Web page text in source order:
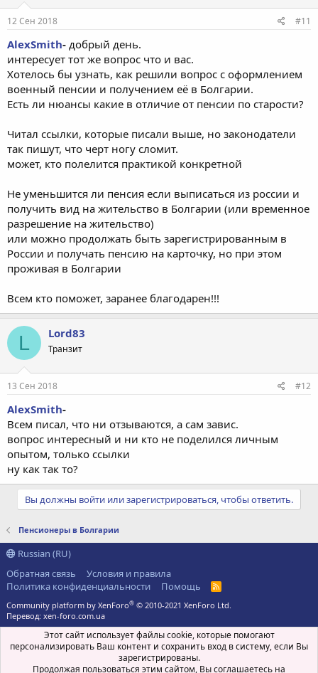
12 Сен 2018 #11
AlexSmith- добрый день.
интересует тот же вопрос что и вас.
Хотелось бы узнать, как решили вопрос с оформлением
военный пенсии и получением её в Болгарии.
Есть ли нюансы какие в отличие от пенсии по старости?
Читал ссылки, которые писали выше, но законодатели
так пишут, что черт ногу сломит.
может, кто полелится практикой конкретной
Не уменьшится ли пенсия если выписаться из россии и
получить вид на жительство в Болгарии (или временное
разрешение на жительство)
или можно продолжать быть зарегистрированным в
России и получать пенсию на карточку, но при этом
проживая в Болгарии
Всем кто поможет, заранее благодарен!!!
L Lord83
Транзит
13 Сен 2018 #12
AlexSmith-
Всем писал, что ни отзываются, а сам завис.
вопрос интересный и ни кто не поделился личным
опытом, только ссылки
ну как так то?
Вы должны войти или зарегистрироваться, чтобы ответить.
Пенсионеры в Болгарии
Russian (RU)
Обратная связь
Условия и правила
Политика конфиденциальности
Помощь
R
S
Community platform by XenForo® © 2010-2021 XenForo Ltd.
Перевод: xen-foro.com.ua
Этот сайт использует файлы cookie, которые помогают
персонализировать Ваш контент и сохранить вход в систему, если Вы
зарегистрированы.
Продолжая пользоваться этим сайтом, Вы соглашаетесь на